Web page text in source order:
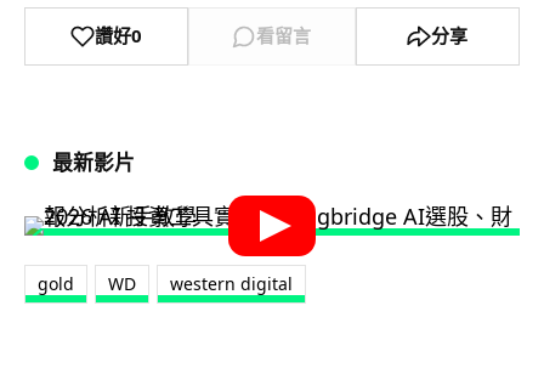
讚好0 看留言 分享
最新影片
gold WD western digital